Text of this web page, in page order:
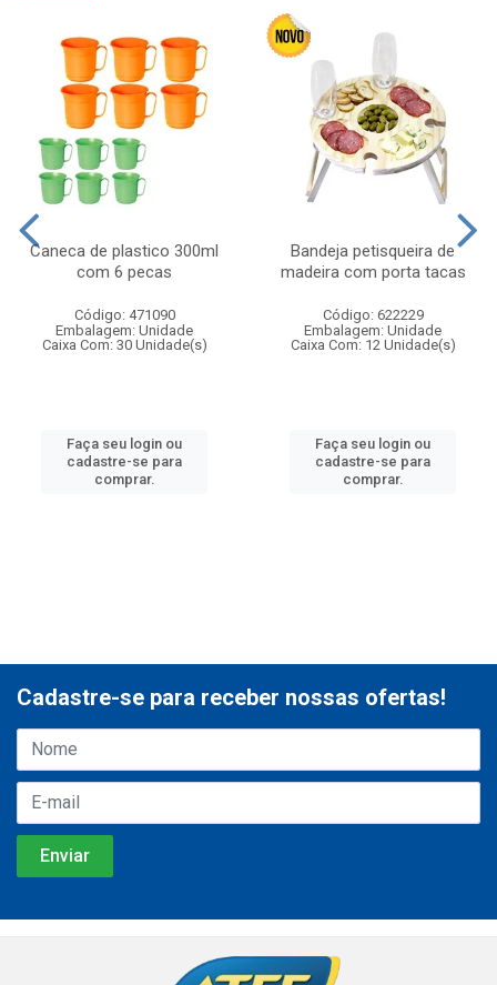
Caneca de plastico 300ml
com 6 pecas
Código: 471090
Embalagem: Unidade
Caixa Com: 30 Unidade(s)
Faça seu login ou
cadastre-se para
comprar.
Bandeja petisqueira de
madeira com porta tacas
Código: 622229
Embalagem: Unidade
Caixa Com: 12 Unidade(s)
Faça seu login ou
cadastre-se para
comprar.
Cadastre-se para receber nossas ofertas!